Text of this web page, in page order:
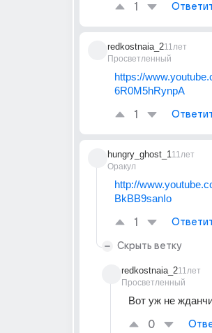
1
redkostnaia_2
Просветленный
11лет
https://
6R0M5hRynpA
1
hungry_ghost_1
Оракул
11лет
http://
BkBB9sanIo
1
Скрыть ветку
redkostnaia_2
Просветленный
11лет
Вот уж не
0